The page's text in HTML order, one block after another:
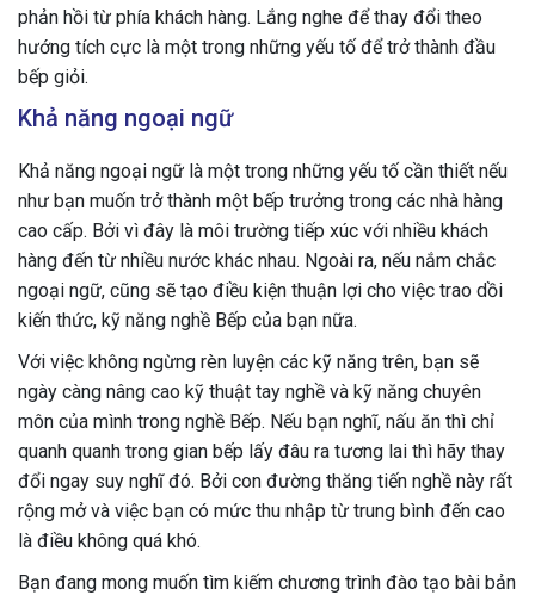
phản hồi từ phía khách hàng. Lắng nghe để thay đổi theo
hướng tích cực là một trong những yếu tố để trở thành đầu
bếp giỏi.
Khả năng ngoại ngữ
Khả năng ngoại ngữ là một trong những yếu tố cần thiết nếu
như bạn muốn trở thành một bếp trưởng trong các nhà hàng
cao cấp. Bởi vì đây là môi trường tiếp xúc với nhiều khách
hàng đến từ nhiều nước khác nhau. Ngoài ra, nếu nắm chắc
ngoại ngữ, cũng sẽ tạo điều kiện thuận lợi cho việc trao dồi
kiến thức, kỹ năng nghề Bếp của bạn nữa.
Với việc không ngừng rèn luyện các kỹ năng trên, bạn sẽ
ngày càng nâng cao kỹ thuật tay nghề và kỹ năng chuyên
môn của mình trong nghề Bếp. Nếu bạn nghĩ, nấu ăn thì chỉ
quanh quanh trong gian bếp lấy đâu ra tương lai thì hãy thay
đổi ngay suy nghĩ đó. Bởi con đường thăng tiến nghề này rất
rộng mở và việc bạn có mức thu nhập từ trung bình đến cao
là điều không quá khó.
Bạn đang mong muốn tìm kiếm chương trình đào tạo bài bản